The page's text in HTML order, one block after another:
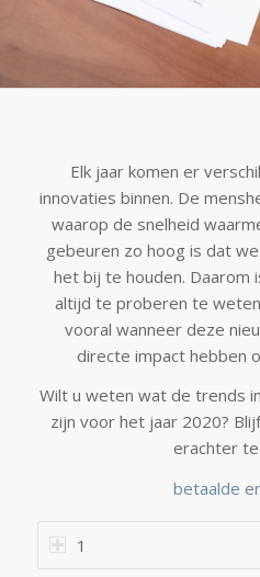
Elk jaar komen er
innovaties binnen. De
waarop de snelheid
gebeuren zo hoog is dat
het bij te houden. Daarom
altijd te proberen te
vooral wanneer deze
directe impact hebben
Wilt u weten wat de trends
zijn voor het jaar 2020?
erachter
betaalde
1